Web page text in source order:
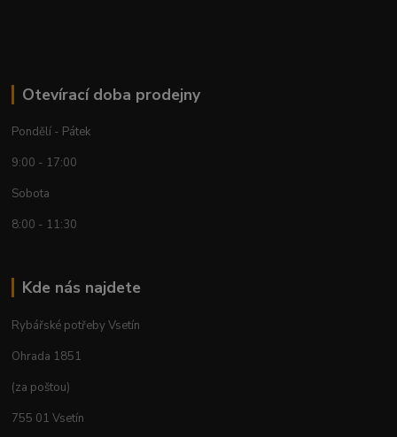
Otevírací doba prodejny
Pondělí - Pátek
9:00 - 17:00
Sobota
8:00 - 11:30
Kde nás najdete
Rybářské potřeby Vsetín
Ohrada 1851
(za poštou)
755 01 Vsetín